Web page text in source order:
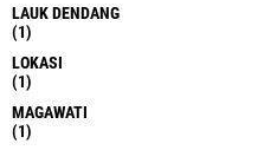
LAUK DENDANG
(1)
LOKASI
(1)
MAGAWATI
(1)